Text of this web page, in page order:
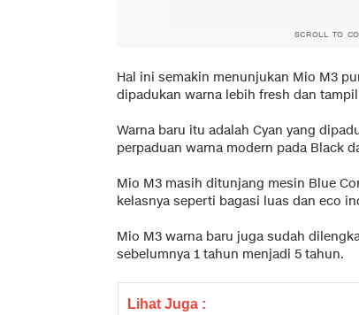
SCROLL TO
Hal ini semakin menunjukan Mio M3
dipadukan warna lebih fresh dan
Warna baru itu adalah Cyan yang
perpaduan warna modern pada Black
Mio M3 masih ditunjang mesin Blue
kelasnya seperti bagasi luas dan eco
Mio M3 warna baru juga sudah
sebelumnya 1 tahun menjadi 5 tahun.
Lihat Juga :